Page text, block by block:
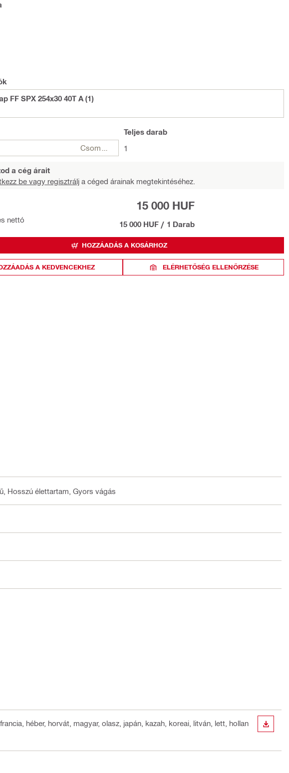
FF SPX 254x30 40T A (1)
Teljes darab
1
a cég árait
be vagy regisztrálj a céged árainak megtekintéséhez.
nettó
15 000 HUF
15 000 HUF / 1 Darab
HOZZÁADÁS A KOSÁRHOZ
A KEDVENCEKHEZ ELÉRHETŐSÉG ELLENŐRZÉSE
Hosszú élettartam, Gyors vágás
héber, horvát, magyar, olasz, japán, kazah, koreai, litván, lett, hollan